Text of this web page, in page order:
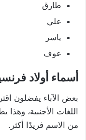
طارق
علي
ياسر
عوف
أسماء أولاد
بعض الآباء يفضلون
اللغات الأجنبية، وهذا
من الاسم فريدًا أكثر.